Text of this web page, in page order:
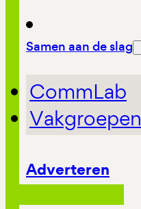
Samen aan de slag
CommLab
Vakgroepen
Adverteren